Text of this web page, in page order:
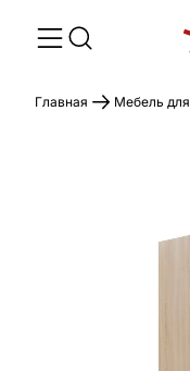
Главная Мебель